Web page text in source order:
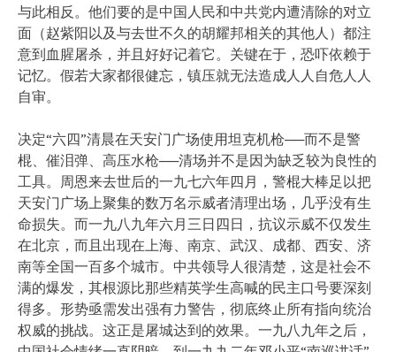
与此相反。他们要的是中国人民和中共党内遭清除的对立
面（赵紫阳以及与去世不久的胡耀邦相关的其他人）都注
意到血腥屠杀，并且好好记着它。关键在于，恐吓依赖于
记忆。假若大家都很健忘，镇压就无法造成人人自危人人
自审。
决定“六四”清晨在天安门广场使用坦克机枪──而不是警
棍、催泪弹、高压水枪──清场并不是因为缺乏较为良性的
工具。周恩来去世后的一九七六年四月，警棍大棒足以把
天安门广场上聚集的数万名示威者清理出场，几乎没有生
命损失。而一九八九年六月三日四日，抗议示威不仅发生
在北京，而且出现在上海、南京、武汉、成都、西安、济
南等全国一百多个城市。中共领导人很清楚，这是社会不
满的爆发，其根源比那些精英学生高喊的民主口号要深刻
得多。形势亟需发出强有力警告，彻底终止所有指向统治
权威的挑战。这正是屠城达到的效果。一九八九年之后，